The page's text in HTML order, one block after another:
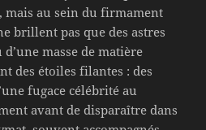
mais au sein du firmament
brillent pas que des astres
masse de matière
des étoiles filantes : des
fugace célébrité au
avant de disparaître dans